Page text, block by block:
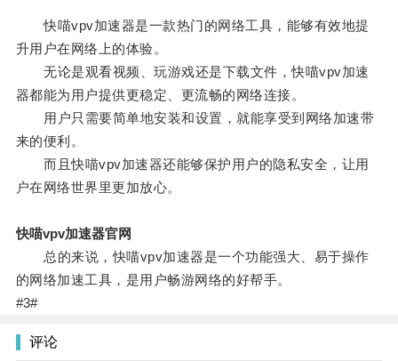
快喵vpv加速器是一款热门的网络工具，能够有效地提
升用户在网络上的体验。
无论是观看视频、玩游戏还是下载文件，快喵vpv加速
器都能为用户提供更稳定、更流畅的网络连接。
用户只需要简单地安装和设置，就能享受到网络加速带
来的便利。
而且快喵vpv加速器还能够保护用户的隐私安全，让用
户在网络世界里更加放心。
快喵vpv加速器官网
总的来说，快喵vpv加速器是一个功能强大、易于操作
的网络加速工具，是用户畅游网络的好帮手。
#3#
评论